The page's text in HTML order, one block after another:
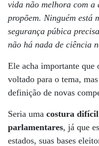
vida não melhora com a
propõem. Ninguém está
segurança púbica
não há nada de ciência
Ele acha importante que
voltado para o tema,
definição de novas
Seria uma costura difícil
parlamentares, já que
estados, suas bases